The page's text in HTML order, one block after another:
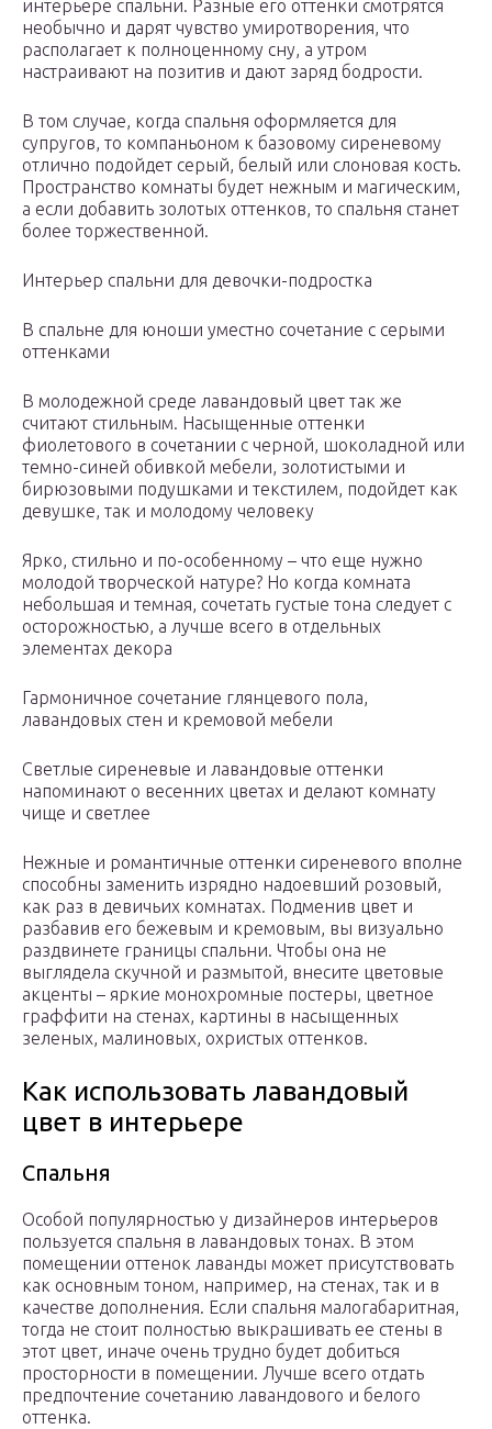
интерьере спальни. Разные его оттенки смотрятся
необычно и дарят чувство умиротворения, что
располагает к полноценному сну, а утром
настраивают на позитив и дают заряд бодрости.
В том случае, когда спальня оформляется для
супругов, то компаньоном к базовому сиреневому
отлично подойдет серый, белый или слоновая кость.
Пространство комнаты будет нежным и магическим,
а если добавить золотых оттенков, то спальня станет
более торжественной.
Интерьер спальни для девочки-подростка
В спальне для юноши уместно сочетание с серыми
оттенками
В молодежной среде лавандовый цвет так же
считают стильным. Насыщенные оттенки
фиолетового в сочетании с черной, шоколадной или
темно-синей обивкой мебели, золотистыми и
бирюзовыми подушками и текстилем, подойдет как
девушке, так и молодому человеку
Ярко, стильно и по-особенному – что еще нужно
молодой творческой натуре? Но когда комната
небольшая и темная, сочетать густые тона следует с
осторожностью, а лучше всего в отдельных
элементах декора
Гармоничное сочетание глянцевого пола,
лавандовых стен и кремовой мебели
Светлые сиреневые и лавандовые оттенки
напоминают о весенних цветах и делают комнату
чище и светлее
Нежные и романтичные оттенки сиреневого вполне
способны заменить изрядно надоевший розовый,
как раз в девичьих комнатах. Подменив цвет и
разбавив его бежевым и кремовым, вы визуально
раздвинете границы спальни. Чтобы она не
выглядела скучной и размытой, внесите цветовые
акценты – яркие монохромные постеры, цветное
граффити на стенах, картины в насыщенных
зеленых, малиновых, охристых оттенков.
Как использовать лавандовый
цвет в интерьере
Спальня
Особой популярностью у дизайнеров интерьеров
пользуется спальня в лавандовых тонах. В этом
помещении оттенок лаванды может присутствовать
как основным тоном, например, на стенах, так и в
качестве дополнения. Если спальня малогабаритная,
тогда не стоит полностью выкрашивать ее стены в
этот цвет, иначе очень трудно будет добиться
просторности в помещении. Лучше всего отдать
предпочтение сочетанию лавандового и белого
оттенка.